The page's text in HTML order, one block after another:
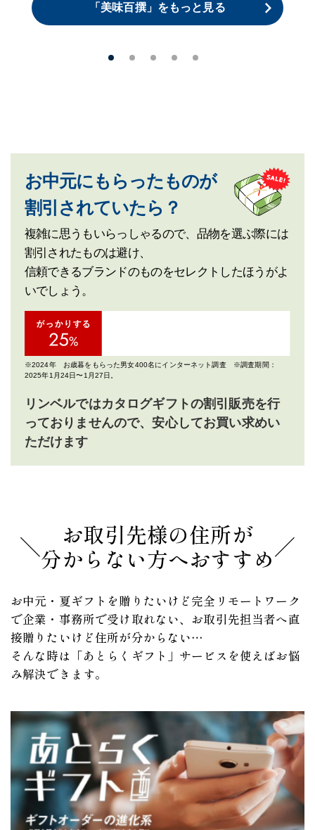
「美味百撰」をもっと見る
お中元にもらったものが
割引されていたら？
複雑に思うもいらっしゃるので、品物を選ぶ際には
割引されたものは避け、
信頼できるブランドのものをセレクトしたほうがよ
いでしょう。
※2024年 お歳暮をもらった男女400名にインターネット調査 ※調査期間：
2025年1月24日〜1月27日。
リンベルではカタログギフトの割引販売を行
っておりませんので、安心してお買い求めい
ただけます
お取引先様の住所が
分からない方へおすすめ
お中元・夏ギフトを贈りたいけど完全リモートワーク
で企業・事務所で受け取れない、 お取引先担当者へ直
接贈りたいけど住所が分からない…
そんな時は「あとらくギフト」サービスを使えばお悩
み解決できます。